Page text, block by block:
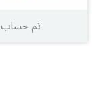
تم حساب